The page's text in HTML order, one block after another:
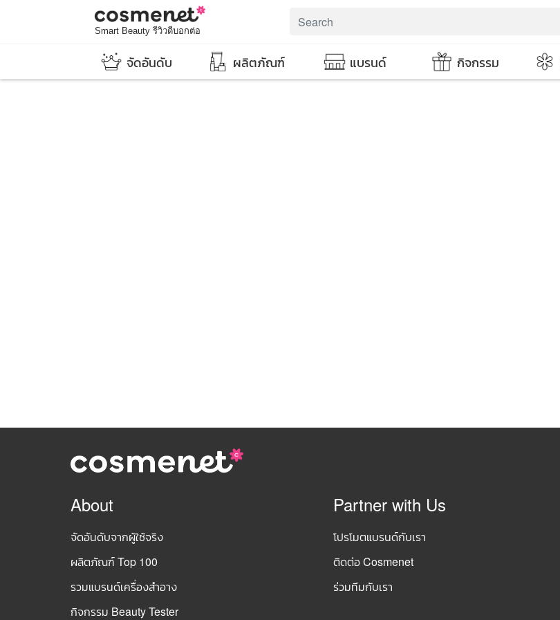
Smart Beauty รีวิวดีบอกต่อ
จัดอันดับ ผลิตภัณฑ์ แบรนด์ กิจกรรม
About
จัดอันดับจากผู้ใช้จริง
ผลิตภัณฑ์ Top 100
รวมแบรนด์เครื่องสำอาง
กิจกรรม Beauty Tester
Partner with Us
โปรโมตแบรนด์กับเรา
ติดต่อ Cosmenet
ร่วมทีมกับเรา